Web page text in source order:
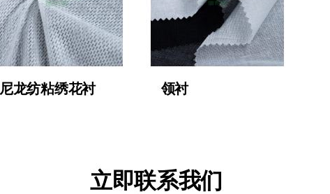
尼龙纺粘绣花衬 领衬
立即联系我们